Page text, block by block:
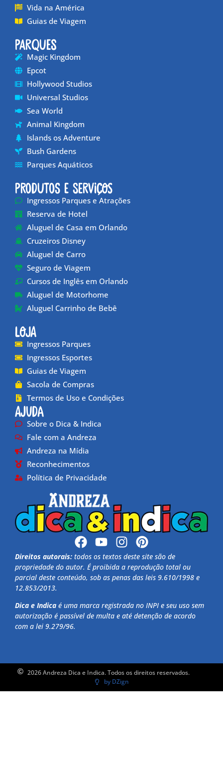
Vida na América
Guias de Viagem
Parques
Magic Kingdom
Epcot
Hollywood Studios
Universal Studios
Sea World
Animal Kingdom
Islands os Adventure
Bush Gardens
Parques Aquáticos
Produtos e Serviços
Ingressos Parques e Atrações
Reserva de Hotel
Aluguel de Casa em Orlando
Cruzeiros Disney
Aluguel de Carro
Seguro de Viagem
Cursos de Inglês em Orlando
Aluguel de Motorhome
Aluguel Carrinho de Bebê
Loja
Ingressos Parques
Ingressos Esportes
Guias de Viagem
Sacola de Compras
Termos de Uso e Condições
Ajuda
Sobre o Dica & Indica
Fale com a Andreza
Andreza na Mídia
Reconhecimentos
Política de Privacidade
Direitos autorais: todos os textos deste site são de
propriedade do autor. É proibida a reprodução total ou
parcial deste conteúdo, sob as penas das leis 9.610/1998 e
12.853/2013.
Dica e Indica é uma marca registrada no INPI e seu uso sem
autorização é passível de multa e até detenção de acordo
com a lei 9.279/96.
2026 Andreza Dica e Indica. Todos os direitos reservados.
by DZign